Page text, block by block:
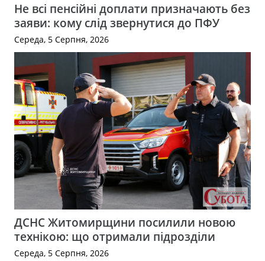
Не всі пенсійні доплати призначають без
заяви: кому слід звернутися до ПФУ
Середа, 5 Серпня, 2026
ДСНС Житомирщини посилили новою
технікою: що отримали підрозділи
Середа, 5 Серпня, 2026